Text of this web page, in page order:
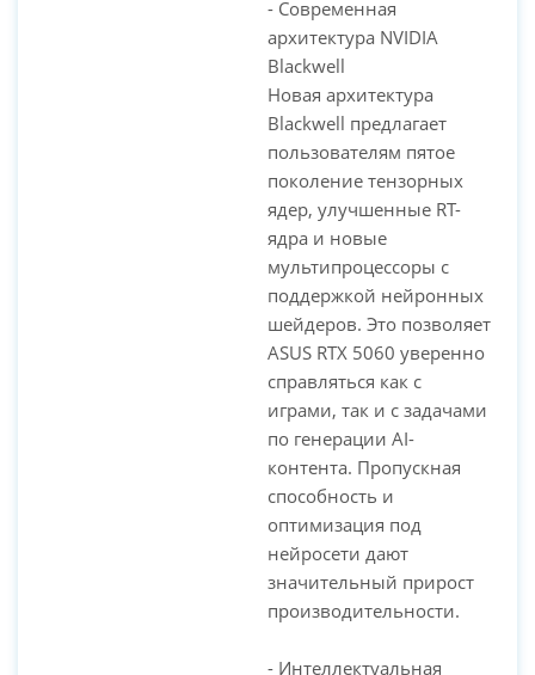
- Современная
архитектура NVIDIA
Blackwell
Новая архитектура
Blackwell предлагает
пользователям пятое
поколение тензорных
ядер, улучшенные RT-
ядра и новые
мультипроцессоры с
поддержкой нейронных
шейдеров. Это позволяет
ASUS RTX 5060 уверенно
справляться как с
играми, так и с задачами
по генерации AI-
контента. Пропускная
способность и
оптимизация под
нейросети дают
значительный прирост
производительности.
- Интеллектуальная